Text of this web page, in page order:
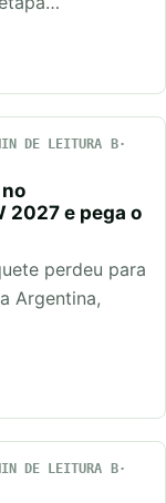
DE LEITURA
2027 e pega o
perdeu para
Argentina,
DE LEITURA